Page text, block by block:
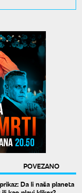
POVEZANO
Da li naša planeta